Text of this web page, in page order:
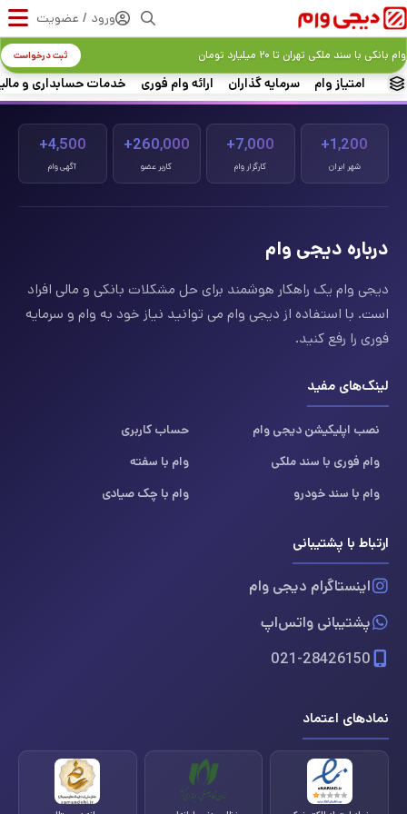
ورود / عضویت
امتیاز وام سرمایه گذاران ارائه وام فوری خدمات حسابداری و
وام بانکی با سند ملکی تهران تا ۲۰ میلیارد تومان ثبت درخواست
1,200+
شهر ایران
7,000+
کارگزار وام
260,000+
کاربر عضو
4,500+
آگهی وام
درباره دیجی وام
دیجی وام یک راهکار هوشمند برای حل مشکلات بانکی و مالی افراد
است. با استفاده از دیجی وام می توانید نیاز خود به وام و سرمایه
فوری را رفع کنید.
لینک‌های مفید
نصب اپلیکیشن دیجی وام
حساب کاربری
وام فوری با سند ملکی
وام با سفته
وام با سند خودرو
وام با چک صیادی
ارتباط با پشتیبانی
اینستاگرام دیجی وام
پشتیبانی واتس‌اپ
021-28426150
نمادهای اعتماد